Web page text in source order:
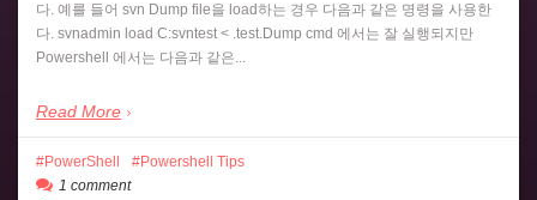
다. 예를 들어 svn Dump file을 load하는 경우 다음과 같은 명령을 사용한
다. svnadmin load C:svntest < .test.Dump cmd 에서는 잘 실행되지만
Powershell 에서는 다음과 같은...
Read More
PowerShell
Powershell Tips
1 comment